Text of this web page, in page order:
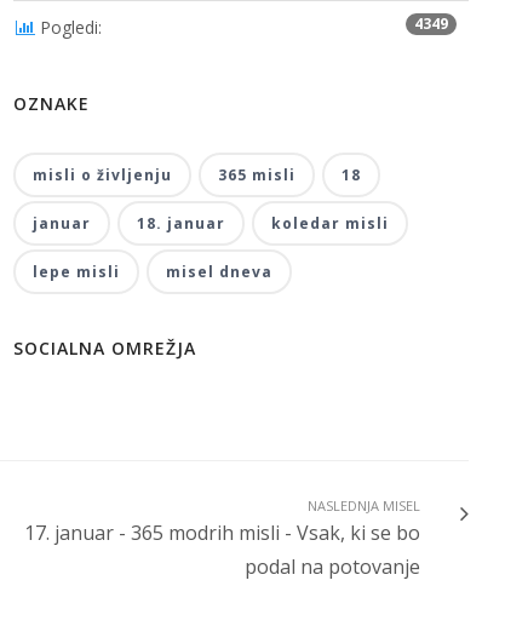
Pogledi: 4349
OZNAKE
misli o življenju 365 misli 18
januar 18. januar koledar misli
lepe misli misel dneva
SOCIALNA OMREŽJA
NASLEDNJA MISEL
17. januar - 365 modrih misli - Vsak, ki se bo
podal na potovanje